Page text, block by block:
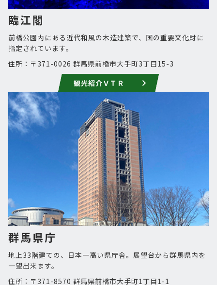
臨江閣
前橋公園内にある近代和風の木造建築で、国の重要文化財に
指定されています。
住所：〒371-0026 群馬県前橋市大手町3丁目15-3
観光紹介ＶＴＲ
群馬県庁
地上33階建ての、日本一高い県庁舎。展望台から群馬県内を
一望出来ます。
住所：〒371-8570 群馬県前橋市大手町1丁目1-1